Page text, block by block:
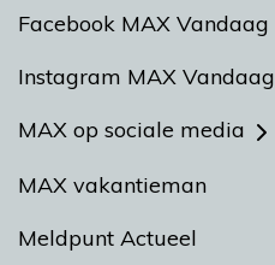
Facebook MAX Vandaag
Instagram MAX Vandaag
MAX op sociale media
MAX vakantieman
Meldpunt Actueel